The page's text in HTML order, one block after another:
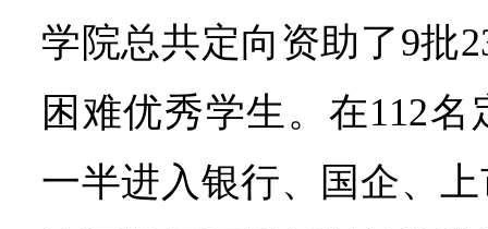
学院总共定向资助了9批
困难优秀学生。在112
一半进入银行、国企、